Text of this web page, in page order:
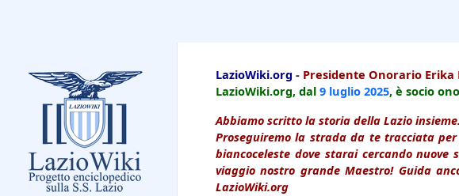
LazioWiki.org - Presidente Onorario
LazioWiki.org, dal 9 luglio 2025, è socio
Abbiamo scritto la storia della Lazio
Proseguiremo la strada da te tracciata
biancoceleste dove starai cercando
viaggio nostro grande Maestro! Guida
LazioWiki.org